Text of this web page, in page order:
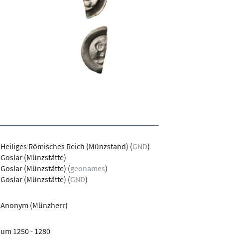
Heiliges Römisches Reich (Münzstand) (GND)
Goslar (Münzstätte)
Goslar (Münzstätte) (geonames)
Goslar (Münzstätte) (GND)
Anonym (Münzherr)
um 1250 - 1280